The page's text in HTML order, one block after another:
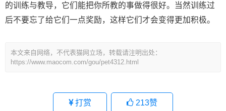
的训练与教导，它们能把你所教的事做得很好。当然训练过
后不要忘了给它们一点奖励，这样它们才会变得更加积极。
本文来自网络，不代表猫网立场，转载请注明出处：
https://www.maocom.com/gou/pet4312.html
打赏 213赞